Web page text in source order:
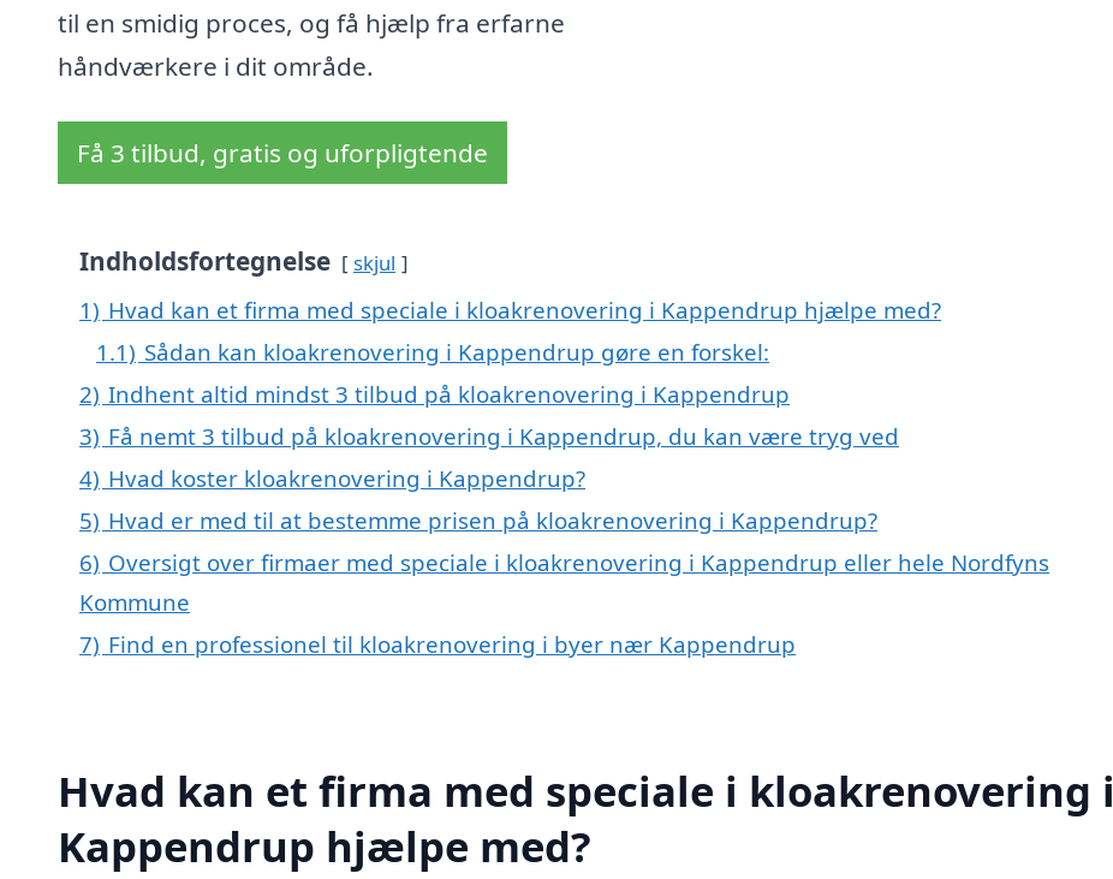
til en smidig proces, og få hjælp fra erfarne
håndværkere i dit område.
Få 3 tilbud, gratis og uforpligtende
Indholdsfortegnelse skjul
1) Hvad kan et firma med speciale i kloakrenovering i Kappendrup hjælpe med?
1.1) Sådan kan kloakrenovering i Kappendrup gøre en forskel:
2) Indhent altid mindst 3 tilbud på kloakrenovering i Kappendrup
3) Få nemt 3 tilbud på kloakrenovering i Kappendrup, du kan være tryg ved
4) Hvad koster kloakrenovering i Kappendrup?
5) Hvad er med til at bestemme prisen på kloakrenovering i Kappendrup?
6) Oversigt over firmaer med speciale i kloakrenovering i Kappendrup eller hele Nordfyns
Kommune
7) Find en professionel til kloakrenovering i byer nær Kappendrup
Hvad kan et firma med speciale i kloakrenovering i
Kappendrup hjælpe med?